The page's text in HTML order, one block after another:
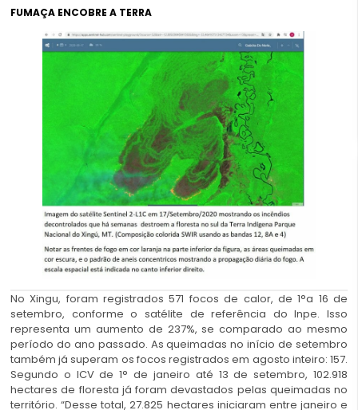
FUMAÇA ENCOBRE A TERRA
No Xingu, foram registrados 571 focos de calor, de 1°a 16 de
setembro, conforme o satélite de referência do Inpe. Isso
representa um aumento de 237%, se comparado ao mesmo
período do ano passado. As queimadas no início de setembro
também já superam os focos registrados em agosto inteiro: 157.
Segundo o ICV de 1° de janeiro até 13 de setembro, 102.918
hectares de floresta já foram devastados pelas queimadas no
território. “Desse total, 27.825 hectares iniciaram entre janeiro e